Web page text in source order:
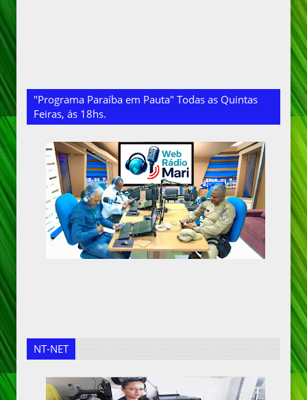
"Programa Paraíba em Pauta" Todas as Quintas
Feiras, ás 18hs.
NT-NET